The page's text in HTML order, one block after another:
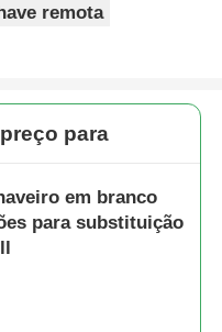
remota
para
em branco
para substituição